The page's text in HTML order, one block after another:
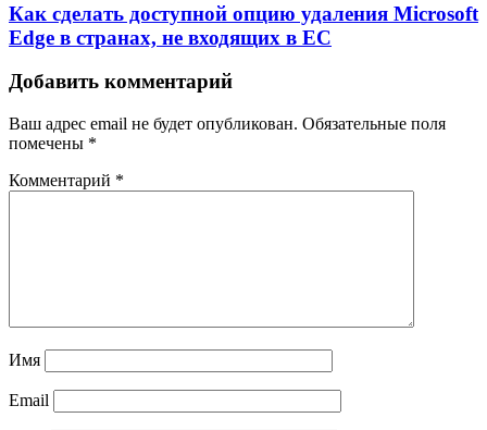
Как сделать доступной опцию удаления Microsoft
Edge в странах, не входящих в ЕС
Добавить комментарий
Ваш адрес email не будет опубликован. Обязательные поля
помечены *
Комментарий *
Имя
Email